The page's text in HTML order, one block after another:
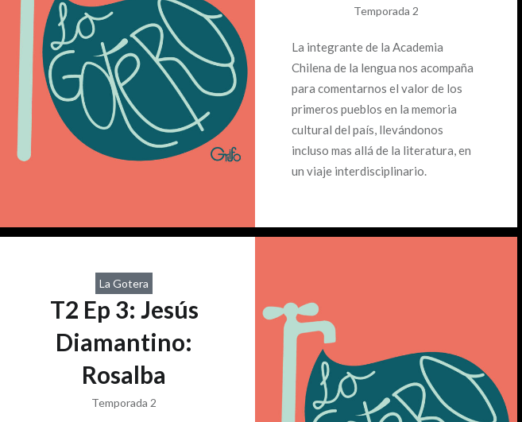
Temporada 2
La integrante de la Academia
Chilena de la lengua nos acompaña
para comentarnos el valor de los
primeros pueblos en la memoria
cultural del país, llevándonos
incluso mas allá de la literatura, en
un viaje interdisciplinario.
La Gotera
T2 Ep 3: Jesús
Diamantino:
Rosalba
Temporada 2